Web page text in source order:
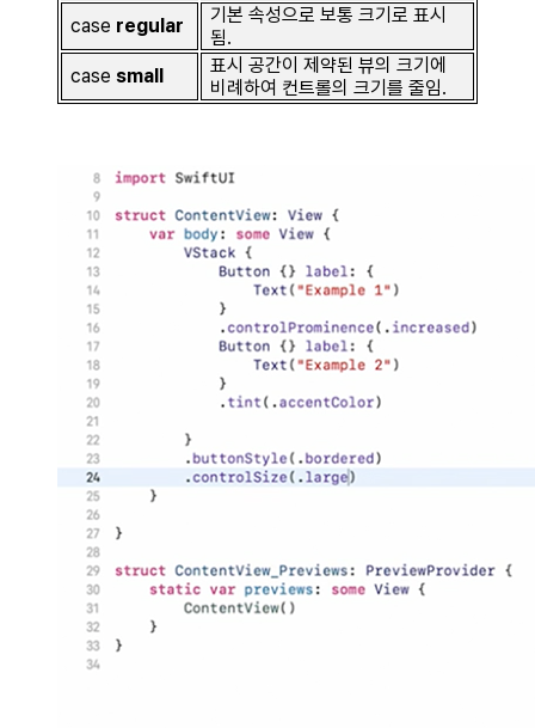
case regular
기본 속성으로 보통 크기로 표시
됨.
casesmall
표시 공간이 제약된 뷰의 크기에
비례하여 컨트롤의 크기를 줄임.